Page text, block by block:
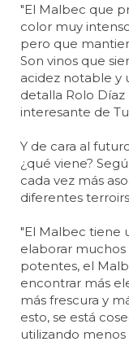
"El Malbec que
color muy
pero que
Son vinos que
acidez notable y
detalla Rolo
interesante de
Y de cara al
¿qué viene?
cada vez más
diferentes
"El Malbec tiene
elaborar muchos
potentes, el
encontrar más
más frescura y
esto, se está
utilizando